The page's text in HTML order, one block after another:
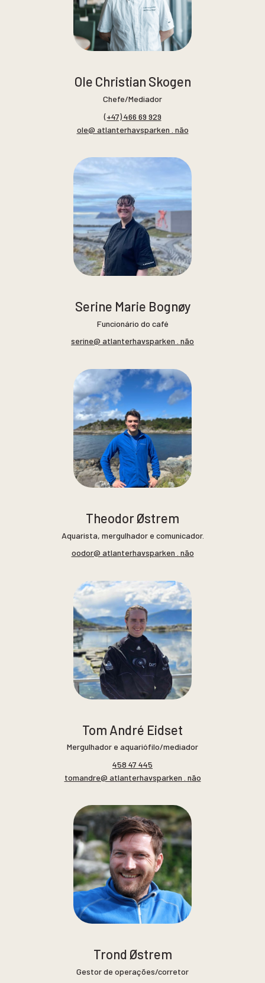
Ole Christian Skogen
Chefe/Mediador
(+47) 466 69 929
ole@ atlanterhavsparken . não
Serine Marie Bognøy
Funcionário do café
serine@ atlanterhavsparken . não
Theodor Østrem
Aquarista, mergulhador e comunicador.
oodor@ atlanterhavsparken . não
Tom André Eidset
Mergulhador e aquariófilo/mediador
458 47 445
tomandre@ atlanterhavsparken . não
Trond Østrem
Gestor de operações/corretor